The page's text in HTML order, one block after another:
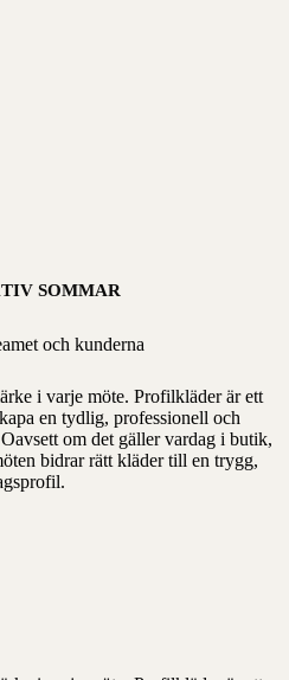
SOMMAR
och kunderna
i varje möte. Profilkläder är ett
en tydlig, professionell och
om det gäller vardag i butik,
bidrar rätt kläder till en trygg,